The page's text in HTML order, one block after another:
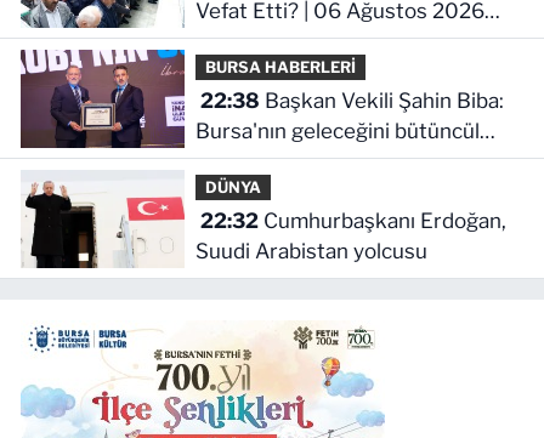
Vefat Etti? | 06 Ağustos 2026
Perşembe
BURSA HABERLERİ
22:38
Bursa'nın geleceğini bütüncül
anlayışla planlıyoruz
DÜNYA
22:32Cumhurbaşkanı Erdoğan,
Suudi Arabistan yolcusu